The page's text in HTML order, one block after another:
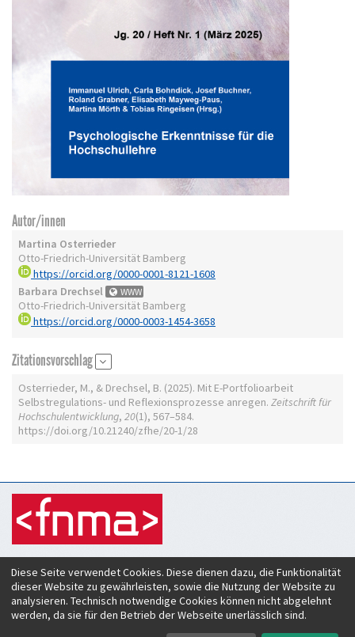
Autor/innen
Martina Osterrieder
Otto-Friedrich-Universität Bamberg
https://orcid.org/0000-0001-8121-1608
Barbara Drechsel
WWW
Otto-Friedrich-Universität Bamberg
https://orcid.org/0000-0003-1454-3658
Zitationsvorschlag
Osterrieder, M., & Drechsel, B. (2025). Mit E-Portfolioarbeit
Selbstregulations- und Reflexionsprozesse anregen. Zeitschrift für
Hochschulentwicklung, 20(1), 567–584.
https://doi.org/10.21240/zfhe/20-1/28
Zeitschrift für Hochschulentwicklung
c/o Verein Forum neue Medien in der Lehre Austria
Rheinstraße 27
A-6890 Lustenau
ISSN:2219-6994
Diese Seite verwendet Cookies. Diese dienen dazu, die Funktionalität
dieser Website zu gewährleisten, sowie die Nutzung der Website zu
analysieren. Technisch notwendige Cookies können nicht abgelehnt
werden, da sie für den Betrieb der Webseite unerlässlich sind.